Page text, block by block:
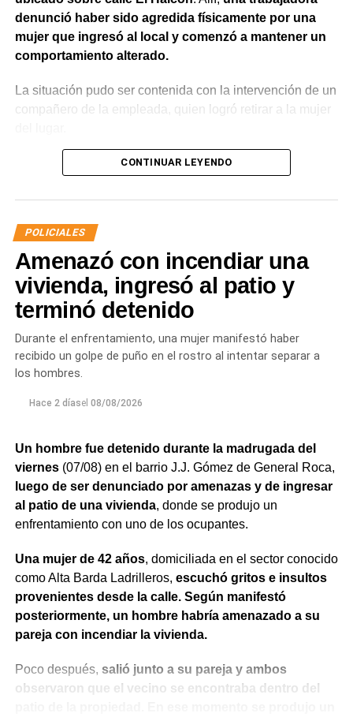
denunció haber sido agredida físicamente por una
mujer que ingresó al local y comenzó a mantener un
comportamiento alterado.
La situación pudo ser contenida con la intervención de un
compañero de la empleada, quien logró retirar a la mujer
la Policía recibió otra denuncia
Juan. Según se informó, la misma mujer habría
mediante una patada.
Ante la sucesión de situaciones, intervino personal
policial y se dio participación a las autoridades
correspondientes para avanzar con la asistencia
Finalmente,
se dispuso la internación involuntaria de
General Roca, donde permanece bajo custodia
Mental
La actuación permitió contener los episodios y coordinar
la intervención de los organismos correspondientes,
priorizando la seguridad de las personas y el abordaje de
una situación que requirió tanto respuesta policial como
asistencia sanitaria.
CONTINUAR LEYENDO
POLICIALES
Amenazó con incendiar una
vivienda, ingresó al patio y
terminó detenido
Durante el enfrentamiento, una mujer manifestó haber
recibido un golpe de puño en el rostro al intentar separar a
los hombres.
Hace 2 díasel 08/08/2026
Un hombre fue detenido durante la madrugada del
viernes(07/08) en el barrio J.J. Gómez de General Roca,
luego de ser denunciado por amenazas y de ingresar
al patio de una vivienda, donde se produjo un
enfrentamiento con uno de los ocupantes.
Una mujer de 42 años, domiciliada en el sector conocido
como Alta Barda Ladrilleros, escuchó gritos e insultos
provenientes desde la calle. Según manifestó
posteriormente, un hombre habría amenazado a su
pareja con incendiar la vivienda.
Poco después, salió junto a su pareja y ambos
observaron que el vecino se encontraba dentro del